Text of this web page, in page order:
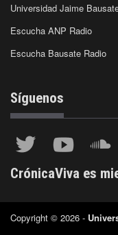
Universidad Jaime
Escucha ANP Radio
Escucha Bausate Radio
Síguenos
CrónicaViva es
Copyright © 2026 -